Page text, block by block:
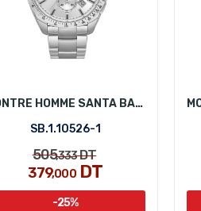
MONTRE HOMME SANTA BARBARA POLO SB.1.10526-1
SB.1.10526-1
505,333DT
379,000DT
-25%